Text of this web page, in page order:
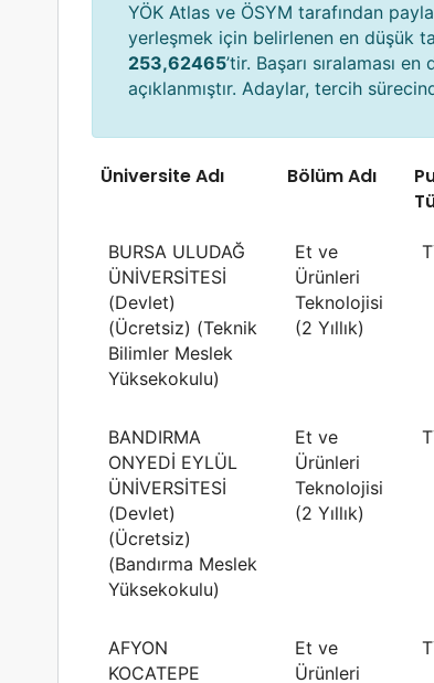
YÖK Atlas ve ÖSYM tarafından
yerleşmek için belirlenen en düşük
253,62465’tir. Başarı sıralaması en
açıklanmıştır. Adaylar, tercih
Üniversite Adı Bölüm Adı
BURSA ULUDAĞ
ÜNİVERSİTESİ
(Devlet)
(Ücretsiz) (Teknik
Bilimler Meslek
Yüksekokulu)
Et ve
Ürünleri
Teknolojisi
(2 Yıllık)
BANDIRMA
ONYEDİ EYLÜL
ÜNİVERSİTESİ
(Devlet)
(Ücretsiz)
(Bandırma Meslek
Yüksekokulu)
Et ve
Ürünleri
Teknolojisi
(2 Yıllık)
AFYON
KOCATEPE
Et ve
Ürünleri